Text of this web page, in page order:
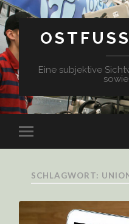
Eine subjektive
SCHLAGWORT: